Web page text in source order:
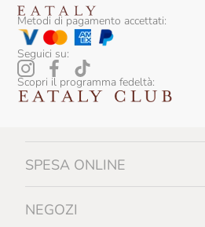
Metodi di pagamento accettati:
Seguici su:
Scopri il programma fedeltà:
SPESA ONLINE
NEGOZI